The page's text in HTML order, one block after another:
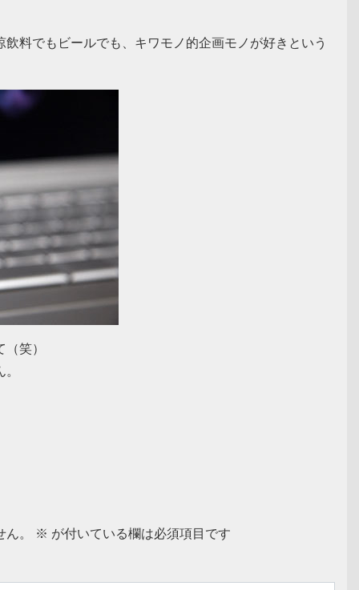
料でもビールでも、キワモノ的企画モノが好きという
（笑）
。 ※ が付いている欄は必須項目です